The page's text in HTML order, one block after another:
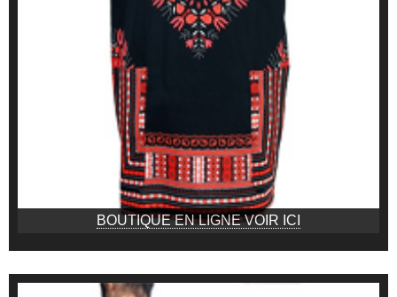
BOUTIQUE EN LIGNE VOIR ICI